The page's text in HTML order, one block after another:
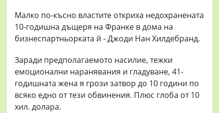
Малко по-късно властите откриха недохранената
10-годишна дъщеря на Франке в дома на
бизнеспартньорката й - Джоди Нан Хилдебранд.
Заради предполагаемото насилие, тежки
емоционални наранявания и гладуване, 41-
годишната жена я грози затвор до 10 години по
всяко едно от тези обвинения. Плюс глоба от 10
хил. долара.